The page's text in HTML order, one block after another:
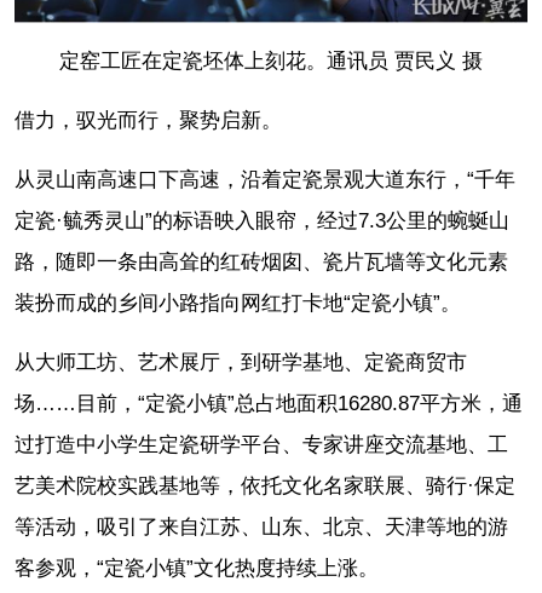
定窑工匠在定瓷坯体上刻花。通讯员 贾民义 摄
借力，驭光而行，聚势启新。
从灵山南高速口下高速，沿着定瓷景观大道东行，“千年
定瓷·毓秀灵山”的标语映入眼帘，经过7.3公里的蜿蜒山
路，随即一条由高耸的红砖烟囱、瓷片瓦墙等文化元素
装扮而成的乡间小路指向网红打卡地“定瓷小镇”。
从大师工坊、艺术展厅，到研学基地、定瓷商贸市
场……目前，“定瓷小镇”总占地面积16280.87平方米，通
过打造中小学生定瓷研学平台、专家讲座交流基地、工
艺美术院校实践基地等，依托文化名家联展、骑行·保定
等活动，吸引了来自江苏、山东、北京、天津等地的游
客参观，“定瓷小镇”文化热度持续上涨。